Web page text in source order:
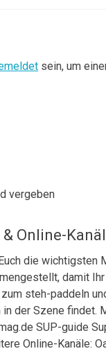
sein, um
Online-
die wichtigsten
damit
steh-paddeln
in der Szene findet.
SUP-guide
Online-Kanäle: